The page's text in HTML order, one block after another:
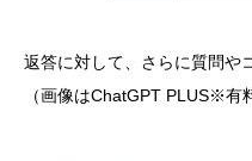
返答に対して、さらに質問や
（画像はChatGPT PLUS※有